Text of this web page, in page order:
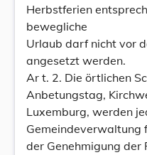
Herbstferien
bewegliche
Urlaub darf nicht vor
angesetzt werden.
Ar t. 2. Die örtlichen
Anbetungstag,
Luxemburg, werden
Gemeindeverwaltung
der Genehmigung der